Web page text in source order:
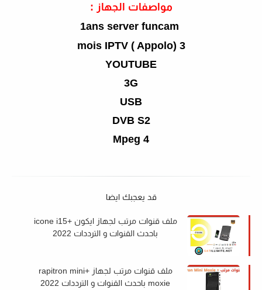
مواصفات الجهاز :
3 mois IPTV ( Appolo)
YOUTUBE
3G
USB
DVB S2
Mpeg 4
قد يعجبك ايضا
ملف قنوات مرتب لجهاز ايكون +icone i15
باحدث القنوات و الترددات 2022
ملف قنوات مرتب لجهاز +rapitron mini
moxie باحدث القنوات و الترددات 2022